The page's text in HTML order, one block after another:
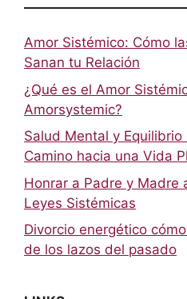
Amor Sistémico: Cómo
Sanan tu Relación
¿Qué es el Amor
Amorsystemic?
Salud Mental y Equilibrio
Camino hacia una Vida
Honrar a Padre y Madre
Leyes Sistémicas
Divorcio energético
de los lazos del pasado